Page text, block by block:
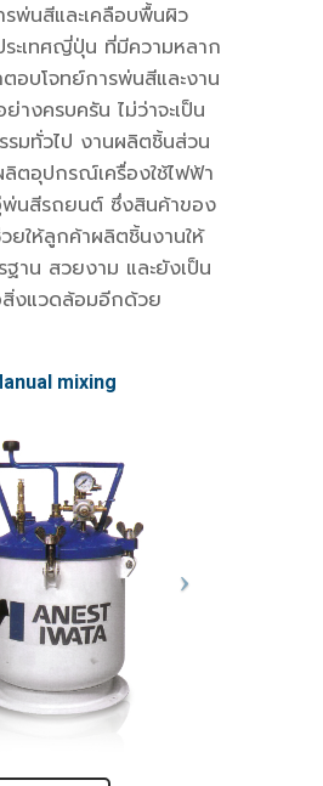
พ่นสีและเคลือบพื้นผิว
ระเทศญี่ปุ่น ที่มีความหลาก
อบโจทย์การพ่นสีและงาน
างครบครัน ไม่ว่าจะเป็น
รมทั่วไป งานผลิตชิ้นส่วน
ตอุปกรณ์เครื่องใช้ไฟฟ้า
นสีรถยนต์ ซึ่งสินค้าของ
วยให้ลูกค้าผลิตชิ้นงานให้
าน สวยงาม และยังเป็น
งแวดล้อมอีกด้วย
mixing